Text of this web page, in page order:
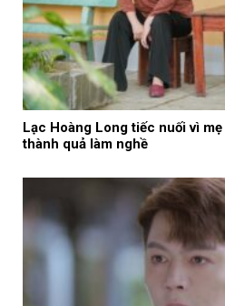
Lạc Hoàng Long tiếc nuối vì
thành quả làm nghề